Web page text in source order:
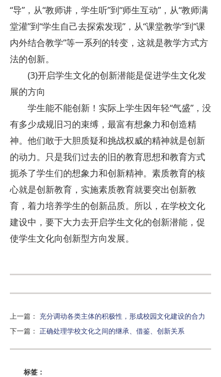
“导”，从“教师讲，学生听”到“师生互动”，从“教师满
堂灌”到“学生自己去探索发现”，从“课堂教学”到“课
内外结合教学”等一系列的转变，这就是教学方式方
法的创新。
(3)开启学生文化的创新潜能是促进学生文化发
展的方向
学生能不能创新！实际上学生因年轻“气盛”，没
有多少成规旧习的束缚，最富有想象力和创造精
神。他们敢于大胆质疑和挑战权威的精神就是创新
的动力。只是我们过去的旧的教育思想和教育方式
扼杀了学生们的想象力和创新精神。素质教育的核
心就是创新教育，实施素质教育就要突出创新教
育，着力培养学生的创新品质。所以，在学校文化
建设中，要下大力去开启学生文化的创新潜能，促
使学生文化向创新型方向发展。
上一篇 ： 充分调动各类主体的积极性，形成校园文化建设的合力
下一篇 ： 正确处理学校文化之间的继承、借鉴、创新关系
标签：